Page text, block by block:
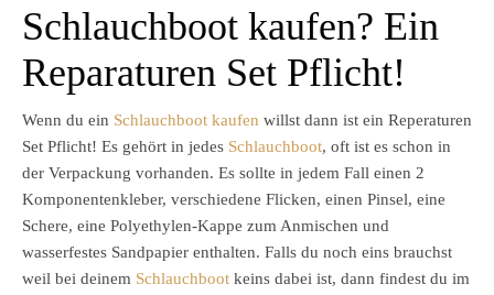
Schlauchboot kaufen? Ein
Reparaturen Set Pflicht!
Wenn du ein Schlauchboot kaufen willst dann ist ein Reperaturen
Set Pflicht! Es gehört in jedes Schlauchboot, oft ist es schon in
der Verpackung vorhanden. Es sollte in jedem Fall einen 2
Komponentenkleber, verschiedene Flicken, einen Pinsel, eine
Schere, eine Polyethylen-Kappe zum Anmischen und
wasserfestes Sandpapier enthalten. Falls du noch eins brauchst
weil bei deinem Schlauchboot keins dabei ist, dann findest du im